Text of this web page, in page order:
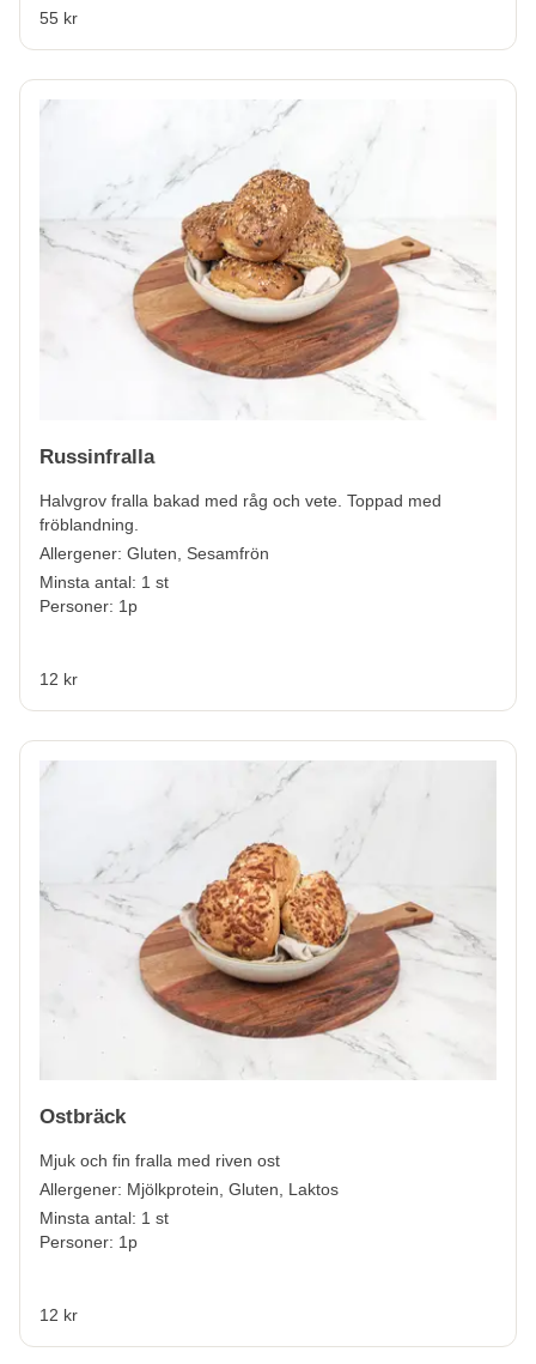
55 kr
Russinfralla
Halvgrov fralla bakad med råg och vete. Toppad med
fröblandning.
Allergener: Gluten, Sesamfrön
Minsta antal: 1 st
Personer: 1p
12 kr
Ostbräck
Mjuk och fin fralla med riven ost
Allergener: Mjölkprotein, Gluten, Laktos
Minsta antal: 1 st
Personer: 1p
12 kr